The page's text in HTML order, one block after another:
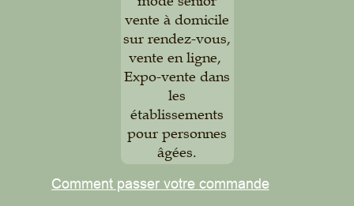
vente à domicile
sur rendez-vous,
vente en ligne,
Expo-vente dans
les
établissements
pour personnes
âgées.
Comment passer votre commande